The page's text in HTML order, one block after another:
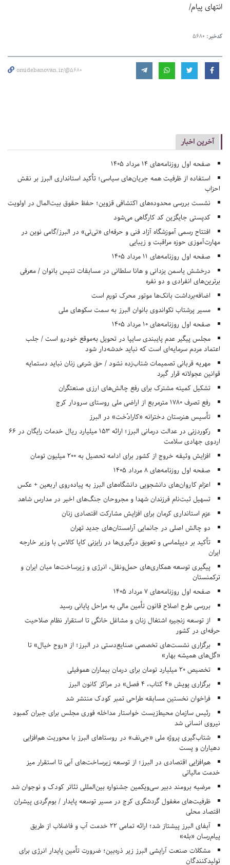
انتهای پیام/
کدخبر: 5680
omidebanovan.ir/@5680
آخرین اخبار
صفحه اول روزنامه‌های 14 مرداد 1405
استفاده از ظرفیت همه جریان‌های سیاسی؛ تأکید استانداری البرز بر نقش
احزاب
نشست بررسی محدوده‌های اکتشافی قزوین؛ حفظ حقوق بیت‌المال در اولویت
کدپستی جایگزین کد کارگاهی می‌شود
افتتاح رسمی آموزشگاه آزاد فنی و حرفه‌ای «تی‌تی» در البرز/گامی نوین در
مهارت‌آموزی حوزه مراقبت و زیبایی
صفحه اول روزنامه‌های 11 مرداد 1405
درخشش یاسمن یزدانی و هانا سلطانی در مسابقات تنیس بانوان / معرفی
برترین‌های انفرادی و دو نفره
اضافه‌برداشت بانک‌ها موتور محرک تورم است
مسیر پرشتاب تکواندوی بانوان البرز به سمت سکوهای ملی
صفحه اول روزنامه‌های 10 مرداد 1405
مجلس پیگیر عدم پایبندی سایپا در تحویل به‌موقع خودرو است / جلب
اعتماد مردم سرمایه‌ای است که نباید خدشه‌دار شود
مهریه قربانی تصمیمات شتاب‌زده نشود / حق شرعی زنان نباید دستمایه
قوانین عجولانه قرار گیرد
تشکیل کمیته مشترک برای رفع چالش‌های ارزی صنعتگران
رفع تصرف ۱۷۸۰ مترمربع از اراضی ملی روستای سرودار کرج
تأسیس هنرستان دخترانه «کارادُخت» در البرز
رکوردزنی در عدالت درمانی البرز؛ ارائه ۱۵۳ میلیارد ریال خدمات رایگان در ۶۶
اردوی جهادی سلامت
افزایش وثیقه خروج از کشور برای ادامه تحصیل به ۲۰۰ میلیون تومان
صفحه اول روزنامه‌های 8 مرداد 1405
اعزام کاروان‌های دانشجویی دانشگاه‌های البرز به پیاده‌روی اربعین + عکس
تسهیل ثبت‌نام فرزندان شهدا و مجروحان جنگ‌های اخیر در مدارس شاهد
عزم استانداری کرمان برای افزایش مشارکت اقتصادی زنان
دو چالش اصلی در جانمایی آرامستان‌های جدید تهران
تأکید بر دیپلماسی و تعویق درگیری‌ها در رایزنی کایا کالاس با وزیر خارجه
ایران
پیگیری توسعه همکاری‌های حمل‌ونقل، انرژی و زیرساخت‌ها میان ایران و
ترکمنستان
صفحه اول روزنامه‌های 7 مرداد 1405
بررسی طرح اصلاح قانون تأمین مالی به مراحل پایانی رسید
از توسعه زنجیره اشتغال زنان و مشاغل خانگی تا استقرار نظام صلاحیت
حرفه‌ای در کشور
برگزاری نشست‌های تخصصی صنایع‌دستی در البرز؛ از «روح خیال» تا
«گل‌های همیشه بهار»
تخصیص ۲۰ میلیارد تومان برای درمان بیماران هموفیلی
برگزاری پویش «۴ کتاب، ۴ فصل» در مراکز کانون البرز
فراخوان نخستین مسابقه طراحی تمبر کودک منتشر شد
رئیس سازمان محیط‌زیست خواستار مداخله فوری مجلس برای جبران کمبود
نیروی انسانی شد
شتاب‌گیری پروژه ملی «جی‌نف» در روستاهای البرز با محوریت هم‌افزایی
دهیاران و پست
هم‌افزایی اقتصادی در البرز؛ از توسعه زیرساخت‌های آبی تا استقرار میز
خدمت مالیاتی
مرضیه برومند دبیر سی‌ویکمین جشنواره بین‌المللی تئاتر کودک و نوجوان شد
ظرفیت‌های مغفول گردشگری کرج در مسیر توسعه پایدار / بوم‌گردی پیشران
اقتصاد محلی
آبفای البرز پیشتاز شد؛ ارائه تمامی ۲۲ خدمت آب و فاضلاب از طریق
پیام‌رسان «بله»
مشکلات صنعت آرایشی البرز زیر ذره‌بین؛ ضرورت تأمین پایدار انرژی برای
تولیدکنندگان